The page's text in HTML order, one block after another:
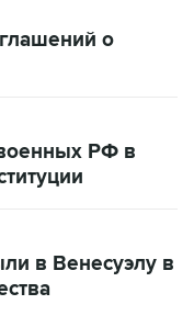
о
РФ в
в Венесуэлу в